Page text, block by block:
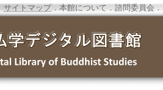
サイトマップ．本館について ． 諮問委員会 ．